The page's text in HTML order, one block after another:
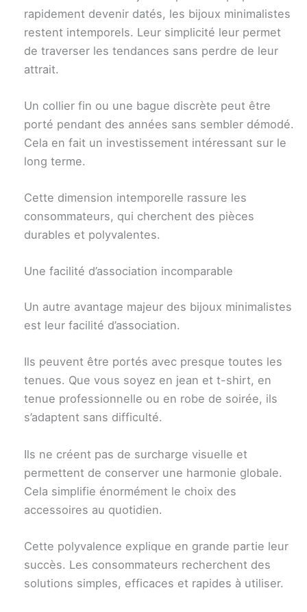
rapidement devenir datés, les bijoux minimalistes
restent intemporels. Leur simplicité leur permet
de traverser les tendances sans perdre de leur
attrait.
Un collier fin ou une bague discrète peut être
porté pendant des années sans sembler démodé.
Cela en fait un investissement intéressant sur le
long terme.
Cette dimension intemporelle rassure les
consommateurs, qui cherchent des pièces
durables et polyvalentes.
Une facilité d’association incomparable
Un autre avantage majeur des bijoux minimalistes
est leur facilité d’association.
Ils peuvent être portés avec presque toutes les
tenues. Que vous soyez en jean et t-shirt, en
tenue professionnelle ou en robe de soirée, ils
s’adaptent sans difficulté.
Ils ne créent pas de surcharge visuelle et
permettent de conserver une harmonie globale.
Cela simplifie énormément le choix des
accessoires au quotidien.
Cette polyvalence explique en grande partie leur
succès. Les consommateurs recherchent des
solutions simples, efficaces et rapides à utiliser.